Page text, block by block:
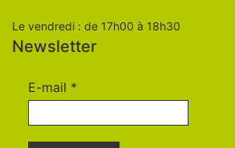
Le vendredi : de 17h00 à 18h30
Newsletter
E-mail *